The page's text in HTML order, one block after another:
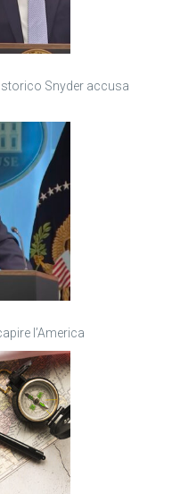
storico Snyder accusa
l’America